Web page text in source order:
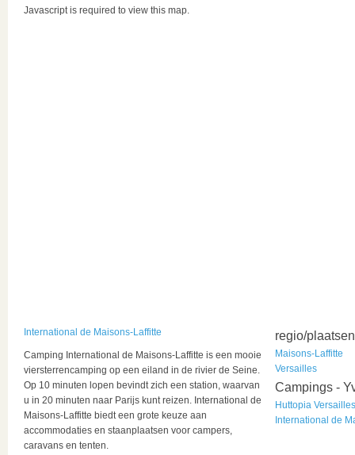
Javascript is required to view this map.
International de Maisons-Laffitte
Camping International de Maisons-Laffitte is een mooie
viersterrencamping op een eiland in de rivier de Seine.
Op 10 minuten lopen bevindt zich een station, waarvan
u in 20 minuten naar Parijs kunt reizen. International de
Maisons-Laffitte biedt een grote keuze aan
accommodaties en staanplaatsen voor campers,
caravans en tenten.
regio/plaatsen
Maisons-Laffitte
Versailles
Campings -
Huttopia Versailles
International de